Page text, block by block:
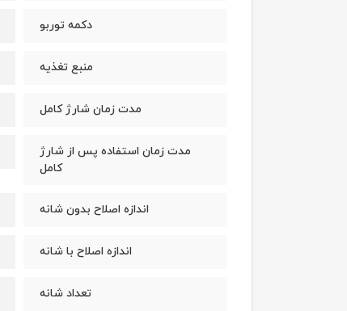
دکمه توربو
منبع تغذیه
مدت زمان شارژ کامل
مدت زمان استفاده پس از شارژ
کامل
اندازه اصلاح بدون شانه
اندازه اصلاح با شانه
تعداد شانه